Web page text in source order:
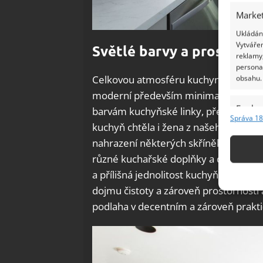
obsahu.
Funkce
Správa
Světlé barvy a prostor
Celkovou atmosféru kuchyně dokáží
moderní především minimalistický
barvám kuchyňské linky, především
kuchyň chtěla i žena z našeho
nahrazení některých skříněk
různé kuchařské doplňky a
a přílišná jednolitost kuchyňské linky
dojmu čistoty a zároveň prostornosti
podlaha v decentním a zároveň